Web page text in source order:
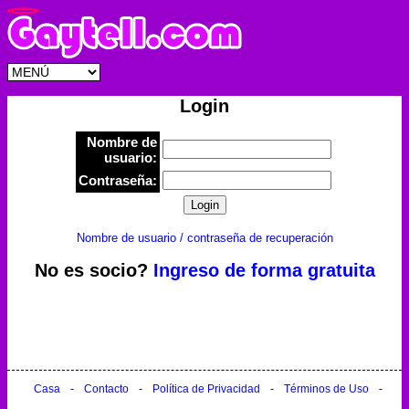
Login
Nombre de
usuario:
Contraseña:
Nombre de usuario / contraseña de recuperación
No es socio? Ingreso de forma gratuita
Casa - Contacto - Política de Privacidad - Términos de Uso -